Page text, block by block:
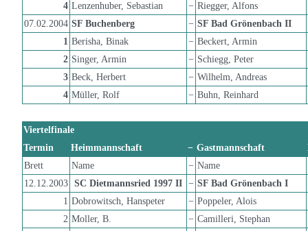
4 Lenzenhuber, Sebastian − Riegger, Alfons
07.02.2004 SF Buchenberg − SF Bad Grönenbach II
1 Berisha, Binak − Beckert, Armin
2 Singer, Armin − Schiegg, Peter
3 Beck, Herbert − Wilhelm, Andreas
4 Müller, Rolf − Buhn, Reinhard
Viertelfinale
Termin
Heimmannschaft − Gastmannschaft
Brett
Name − Name
12.12.2003 SC Dietmannsried 1997 II − SF Bad Grönenbach I
1 Dobrowitsch, Hanspeter − Poppeler, Alois
2 Moller, B. − Camilleri, Stephan